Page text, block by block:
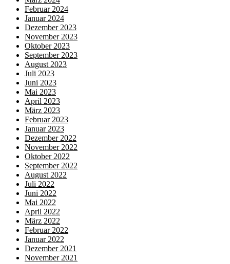
Februar 2024
Januar 2024
Dezember 2023
November 2023
Oktober 2023
September 2023
August 2023
Juli 2023
Juni 2023
Mai 2023
April 2023
März 2023
Februar 2023
Januar 2023
Dezember 2022
November 2022
Oktober 2022
September 2022
August 2022
Juli 2022
Juni 2022
Mai 2022
April 2022
März 2022
Februar 2022
Januar 2022
Dezember 2021
November 2021